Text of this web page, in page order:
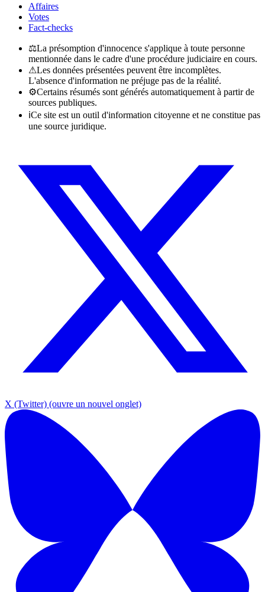
Affaires
Votes
Fact-checks
⚖La présomption d'innocence s'applique à toute personne
mentionnée dans le cadre d'une procédure judiciaire en cours.
⚠Les données présentées peuvent être incomplètes.
L'absence d'information ne préjuge pas de la réalité.
⚙Certains résumés sont générés automatiquement à partir de
sources publiques.
ℹCe site est un outil d'information citoyenne et ne constitue pas
une source juridique.
X (Twitter) (ouvre un nouvel onglet)